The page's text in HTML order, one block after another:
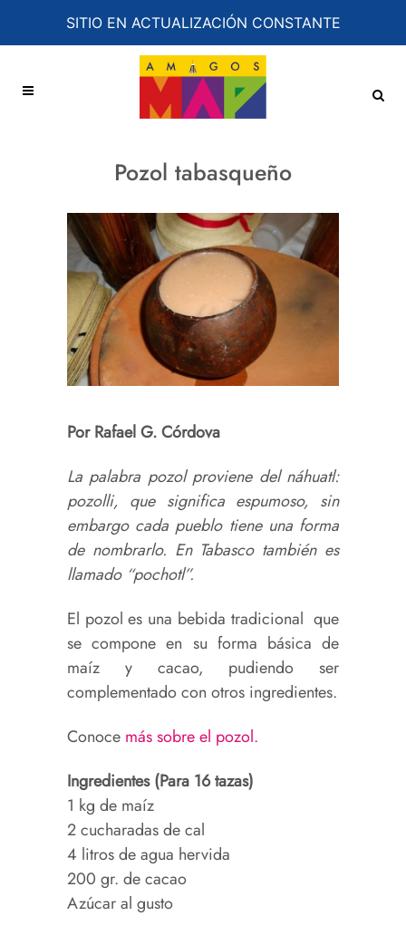
SITIO EN ACTUALIZACIÓN CONSTANTE
Pozol tabasqueño
Por Rafael G. Córdova
La palabra pozol proviene del náhuatl:
pozolli, que significa espumoso, sin
embargo cada pueblo tiene una forma
de nombrarlo. En Tabasco también es
llamado “pochotl”.
El pozol es una bebida tradicional que
se compone en su forma básica de
maíz y cacao, pudiendo ser
complementado con otros ingredientes.
Conoce más sobre el pozol.
Ingredientes (Para 16 tazas)
1 kg de maíz
2 cucharadas de cal
4 litros de agua hervida
200 gr. de cacao
Azúcar al gusto